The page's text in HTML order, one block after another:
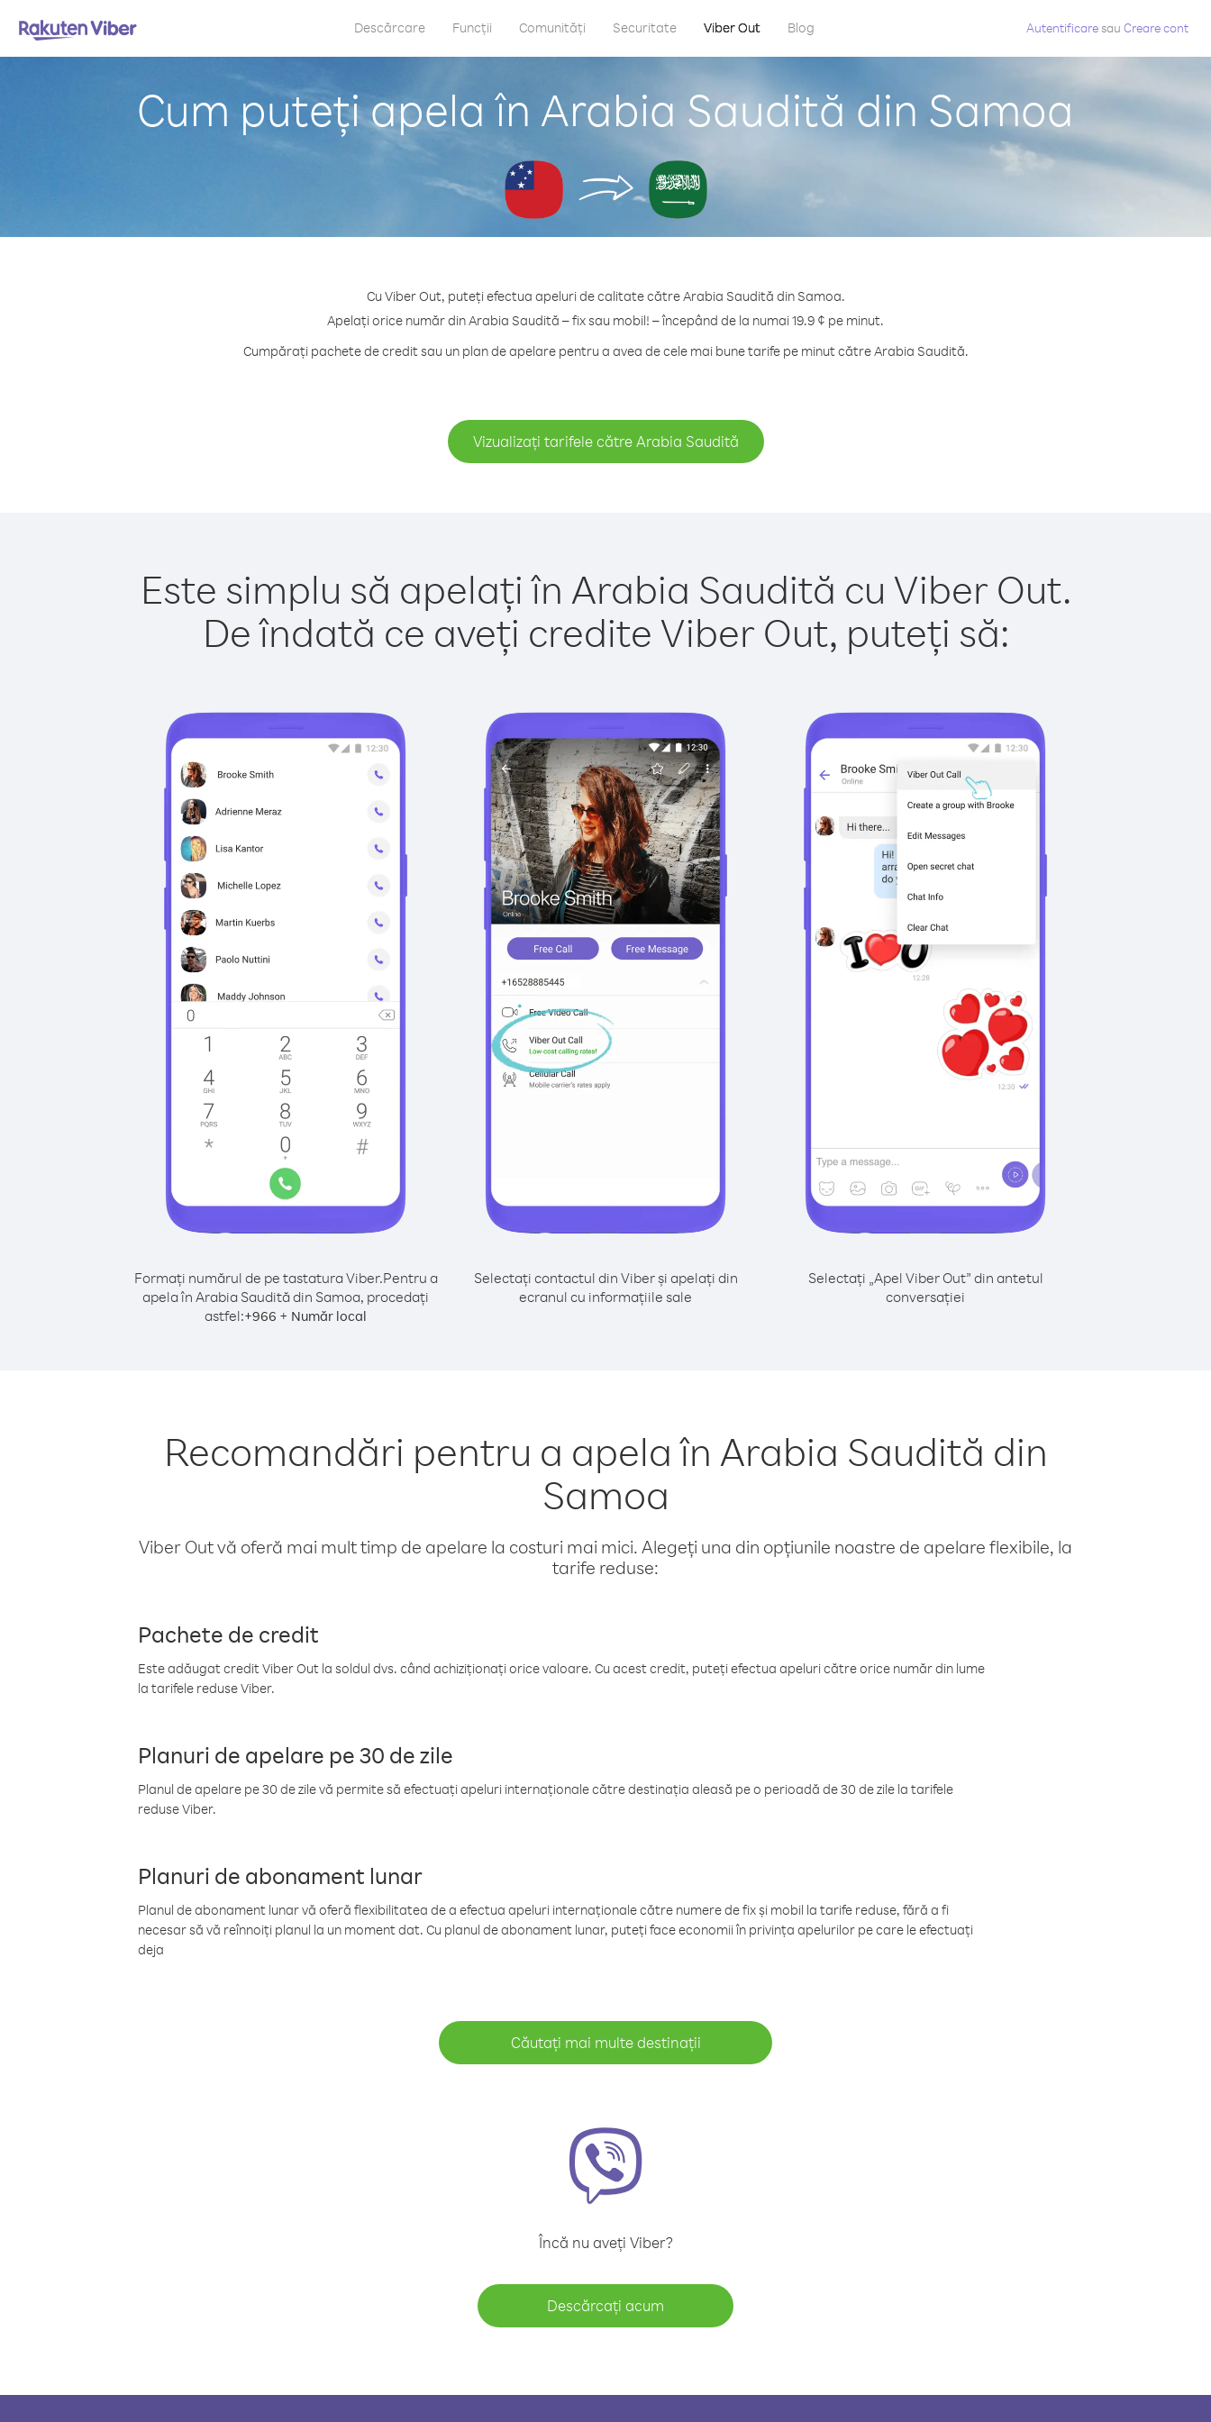
Descărcare Funcții Comunități Securitate Viber Out Blog Autentificaresau Creare cont
Cum puteți apela în Arabia Saudită din Samoa
Cu Viber Out, puteți efectua apeluri de calitate către Arabia Saudită din Samoa.
Apelați orice număr din Arabia Saudită – fix sau mobil! – începând de la numai 19.9 ¢ pe minut.
Cumpărați pachete de credit sau un plan de apelare pentru a avea de cele mai bune tarife pe minut către Arabia Saudită.
Vizualizați tarifele către Arabia Saudită
Este simplu să apelați în Arabia Saudită cu Viber Out.
De îndată ce aveți credite Viber Out, puteți să:
Formați numărul de pe tastatura Viber.Pentru a
apela în Arabia Saudită din Samoa, procedați
astfel:+966 + Număr local
Selectați contactul din Viber și apelați din
ecranul cu informațiile sale
Selectați „Apel Viber Out” din antetul
conversației
Recomandări pentru a apela în Arabia Saudită din
Samoa
Viber Out vă oferă mai mult timp de apelare la costuri mai mici. Alegeți una din opțiunile noastre de apelare flexibile, la
tarife reduse:
Pachete de credit
Este adăugat credit Viber Out la soldul dvs. când achiziționați orice valoare. Cu acest credit, puteți efectua apeluri către orice număr din lume
la tarifele reduse Viber.
Planuri de apelare pe 30 de zile
Planul de apelare pe 30 de zile vă permite să efectuați apeluri internaționale către destinația aleasă pe o perioadă de 30 de zile la tarifele
reduse Viber.
Planuri de abonament lunar
Planul de abonament lunar vă oferă flexibilitatea de a efectua apeluri internaționale către numere de fix și mobil la tarife reduse, fără a fi
necesar să vă reînnoiți planul la un moment dat. Cu planul de abonament lunar, puteți face economii în privința apelurilor pe care le efectuați
deja
Căutați mai multe destinații
Încă nu aveți Viber?
Descărcați acum